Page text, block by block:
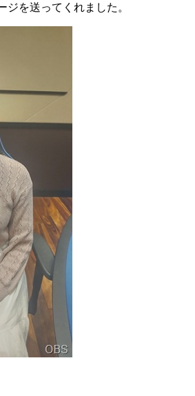
ジを送ってくれました。